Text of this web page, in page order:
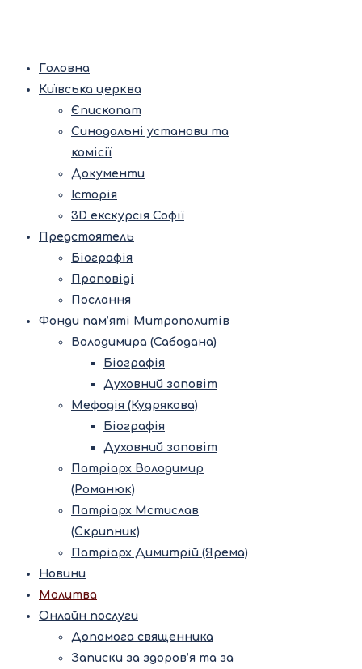
Головна
Київська церква
Єпископат
Синодальні установи та
комісії
Документи
Історія
3D екскурсія Софії
Предстоятель
Біографія
Проповіді
Послання
Фонди пам’яті Митрополитів
Володимира (Сабодана)
Біографія
Духовний заповіт
Мефодія (Кудрякова)
Біографія
Духовний заповіт
Патріарх Володимир
(Романюк)
Патріарх Мстислав
(Скрипник)
Патріарх Димитрій (Ярема)
Новини
Молитва
Онлайн послуги
Допомога священника
Записки за здоров’я та за